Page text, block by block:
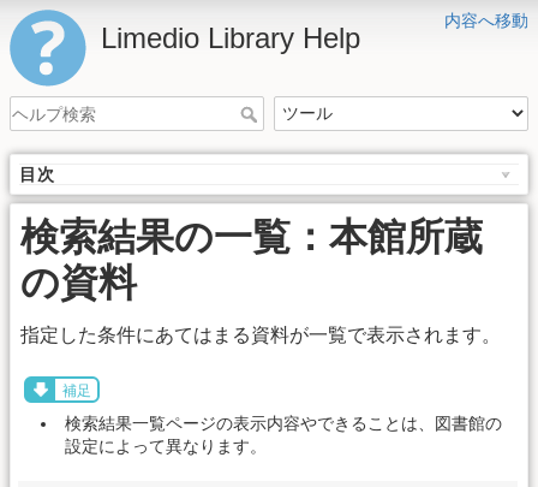
内容へ移動
Limedio Library Help
目次
検索結果の一覧：本館所蔵
の資料
指定した条件にあてはまる資料が一覧で表示されます。
補足
検索結果一覧ページの表示内容やできることは、図書館の
設定によって異なります。